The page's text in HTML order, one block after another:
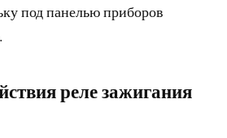
под панелью приборов
реле зажигания